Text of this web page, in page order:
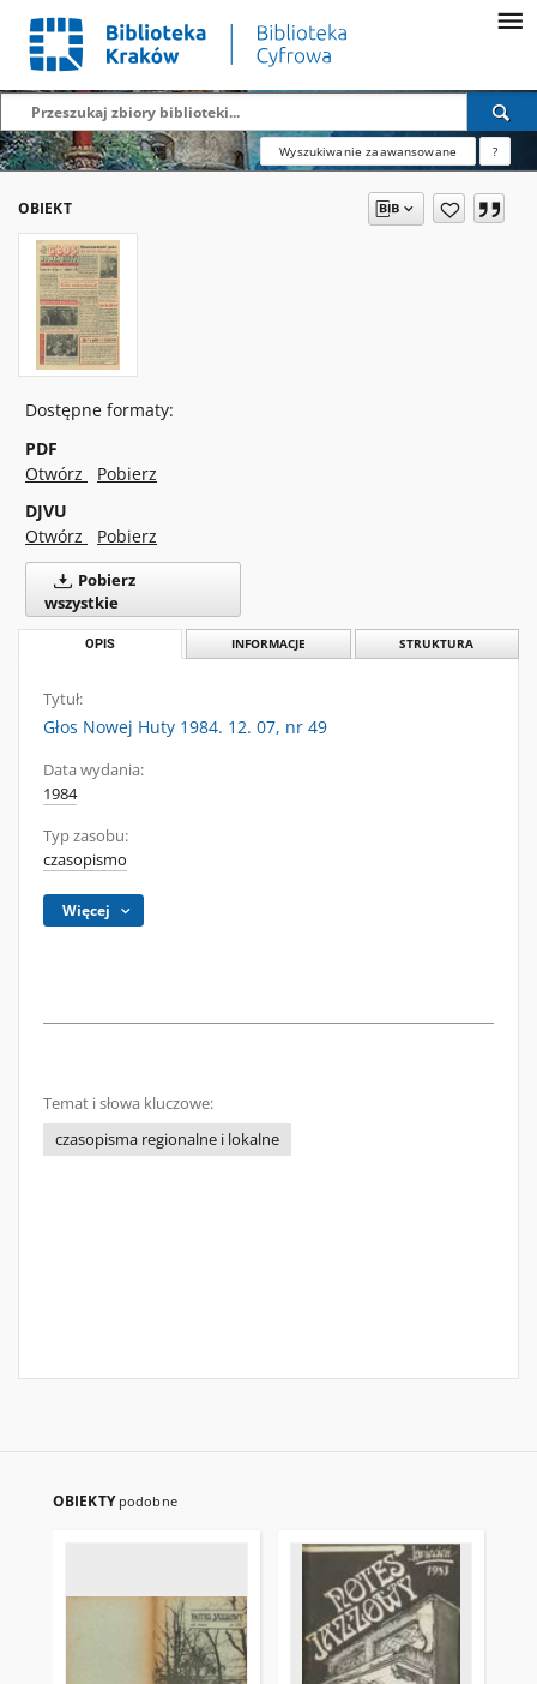
Wyszukiwanie zaawansowane ?
OBIEKT
Dostępne formaty:
PDF
Otwórz
Pobierz
DJVU
Otwórz
Pobierz
Pobierz
wszystkie
OPIS INFORMACJE STRUKTURA
Tytuł:
Głos Nowej Huty 1984. 12. 07, nr 49
Data wydania:
1984
Typ zasobu:
czasopismo
Więcej
Temat i słowa kluczowe:
czasopisma regionalne i lokalne
OBIEKTY podobne